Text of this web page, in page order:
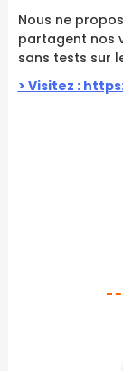
Nous ne
partagent nos
sans tests sur
> Visitez :